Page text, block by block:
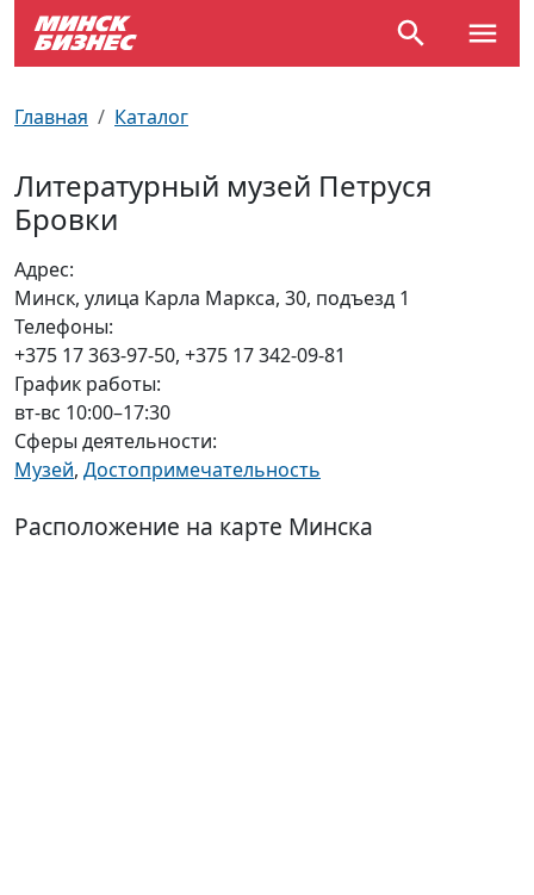
Главная Каталог
Литературный музей Петруся
Бровки
Адрес:
Минск, улица Карла Маркса, 30, подъезд 1
Телефоны:
+375 17 363-97-50, +375 17 342-09-81
График работы:
вт-вс 10:00–17:30
Сферы деятельности:
Музей, Достопримечательность
Расположение на карте Минска
Возле метро
Почтовые индексы
Улицы Минска
Производственный календарь
Документы для ЗАГСа
Схема метро
Пробки на дорогах
Самолеты